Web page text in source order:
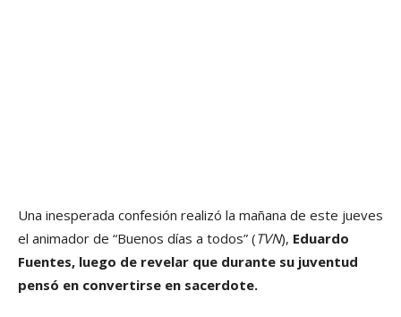
Una inesperada confesión realizó la mañana de este jueves
el animador de “Buenos días a todos” (TVN), Eduardo
Fuentes, luego de revelar que durante su juventud
pensó en convertirse en sacerdote.